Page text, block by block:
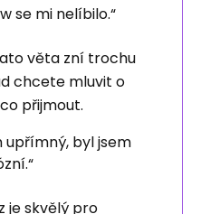
se mi nelíbilo.“
věta zní trochu
chcete mluvit o
přijmout.
upřímný, byl jsem
je skvělý pro